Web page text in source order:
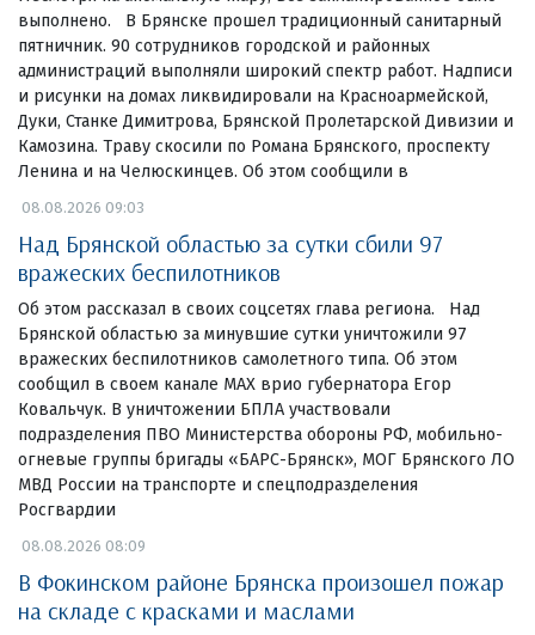
выполнено. В Брянске прошел традиционный санитарный
пятничник. 90 сотрудников городской и районных
администраций выполняли широкий спектр работ. Надписи
и рисунки на домах ликвидировали на Красноармейской,
Дуки, Станке Димитрова, Брянской Пролетарской Дивизии и
Камозина. Траву скосили по Романа Брянского, проспекту
Ленина и на Челюскинцев. Об этом сообщили в
08.08.2026 09:03
Над Брянской областью за сутки сбили 97
вражеских беспилотников
Об этом рассказал в своих соцсетях глава региона. Над
Брянской областью за минувшие сутки уничтожили 97
вражеских беспилотников самолетного типа. Об этом
сообщил в своем канале МАХ врио губернатора Егор
Ковальчук. В уничтожении БПЛА участвовали
подразделения ПВО Министерства обороны РФ, мобильно-
огневые группы бригады «БАРС-Брянск», МОГ Брянского ЛО
МВД России на транспорте и спецподразделения
Росгвардии
08.08.2026 08:09
В Фокинском районе Брянска произошел пожар
на складе с красками и маслами